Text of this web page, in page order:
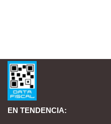
EN TENDENCIA: